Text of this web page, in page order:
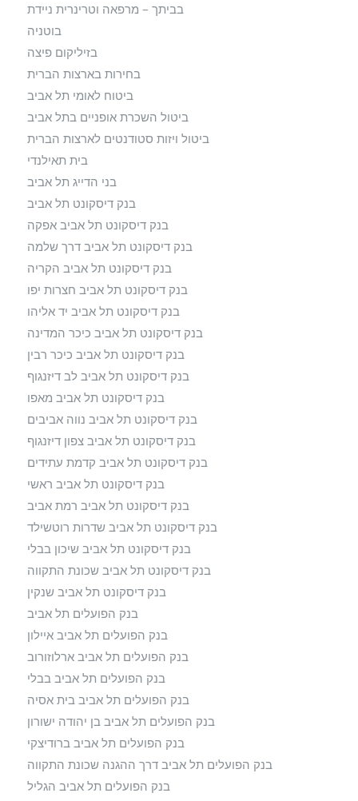
בביתך – מרפאה וטרינרית ניידת
בוטניה
בזיליקום פיצה
בחירות בארצות הברית
ביטוח לאומי תל אביב
ביטול השכרת אופניים בתל אביב
ביטול ויזות סטודנטים לארצות הברית
בית תאילנדי
בני הדייג תל אביב
בנק דיסקונט תל אביב
בנק דיסקונט תל אביב אפקה
בנק דיסקונט תל אביב דרך שלמה
בנק דיסקונט תל אביב הקריה
בנק דיסקונט תל אביב חצרות יפו
בנק דיסקונט תל אביב יד אליהו
בנק דיסקונט תל אביב כיכר המדינה
בנק דיסקונט תל אביב כיכר רבין
בנק דיסקונט תל אביב לב דיזנגוף
בנק דיסקונט תל אביב מאפו
בנק דיסקונט תל אביב נווה אביבים
בנק דיסקונט תל אביב צפון דיזנגוף
בנק דיסקונט תל אביב קדמת עתידים
בנק דיסקונט תל אביב ראשי
בנק דיסקונט תל אביב רמת אביב
בנק דיסקונט תל אביב שדרות רוטשילד
בנק דיסקונט תל אביב שיכון בבלי
בנק דיסקונט תל אביב שכונת התקווה
בנק דיסקונט תל אביב שנקין
בנק הפועלים תל אביב
בנק הפועלים תל אביב איילון
בנק הפועלים תל אביב ארלוזורוב
בנק הפועלים תל אביב בבלי
בנק הפועלים תל אביב בית אסיה
בנק הפועלים תל אביב בן יהודה ישורון
בנק הפועלים תל אביב ברודיצקי
בנק הפועלים תל אביב דרך ההגנה שכונת התקווה
בנק הפועלים תל אביב הגליל